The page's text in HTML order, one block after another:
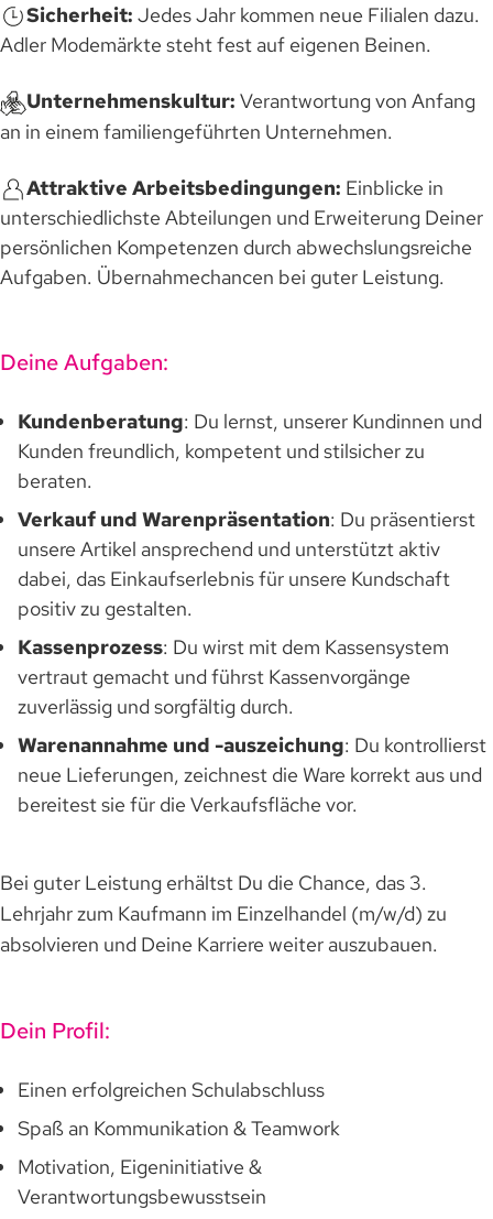
Sicherheit: Jedes Jahr kommen neue Filialen dazu.
Adler Modemärkte steht fest auf eigenen Beinen.
Unternehmenskultur: Verantwortung von Anfang
an in einem familiengeführten Unternehmen.
Attraktive Arbeitsbedingungen: Einblicke in
unterschiedlichste Abteilungen und Erweiterung Deiner
persönlichen Kompetenzen durch abwechslungsreiche
Aufgaben. Übernahmechancen bei guter Leistung.
Deine Aufgaben:
Kundenberatung: Du lernst, unserer Kundinnen und
Kunden freundlich, kompetent und stilsicher zu
beraten.
Verkauf und Warenpräsentation: Du präsentierst
unsere Artikel ansprechend und unterstützt aktiv
dabei, das Einkaufserlebnis für unsere Kundschaft
positiv zu gestalten.
Kassenprozess: Du wirst mit dem Kassensystem
vertraut gemacht und führst Kassenvorgänge
zuverlässig und sorgfältig durch.
Warenannahme und -auszeichung: Du kontrollierst
neue Lieferungen, zeichnest die Ware korrekt aus und
bereitest sie für die Verkaufsfläche vor.
Bei guter Leistung erhältst Du die Chance, das 3.
Lehrjahr zum Kaufmann im Einzelhandel (m/w/d) zu
absolvieren und Deine Karriere weiter auszubauen.
Dein Profil:
Einen erfolgreichen Schulabschluss
Spaß an Kommunikation & Teamwork
Motivation, Eigeninitiative &
Verantwortungsbewusstsein